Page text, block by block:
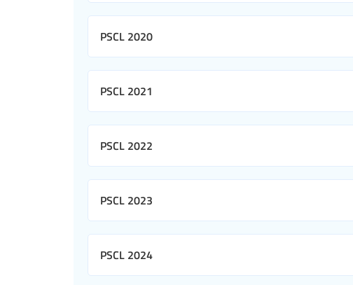
PSCL 2020
PSCL 2021
PSCL 2022
PSCL 2023
PSCL 2024